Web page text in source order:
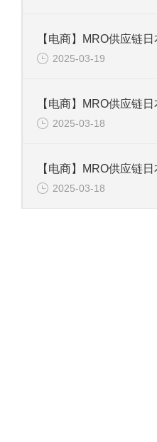
2025-03-19
2025-03-18
2025-03-18